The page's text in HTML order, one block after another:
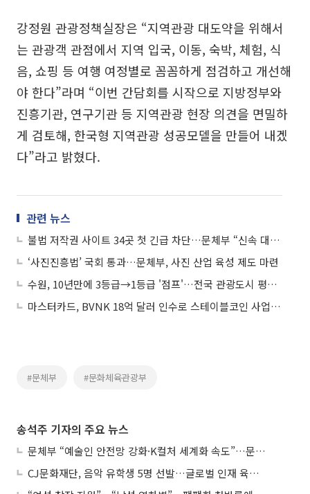
강정원 관광정책실장은 “지역관광 대도약을 위해서
는 관광객 관점에서 지역 입국, 이동, 숙박, 체험, 식
음, 쇼핑 등 여행 여정별로 꼼꼼하게 점검하고 개선해
야 한다”라며 “이번 간담회를 시작으로 지방정부와
진흥기관, 연구기관 등 지역관광 현장 의견을 면밀하
게 검토해, 한국형 지역관광 성공모델을 만들어 내겠
다”라고 밝혔다.
관련 뉴스
불법 저작권 사이트 34곳 첫 긴급 차단…문체부 “신속 대응 강화”
‘사진진흥법’ 국회 통과…문체부, 사진 산업 육성 제도 마련
수원, 10년만에 3등급→1등급 '점프'…전국 관광도시 평가 처음으로 정상 찍었다
마스터카드, BVNK 18억 달러 인수로 스테이블코인 사업 본격 확장
#문체부 #문화체육관광부
송석주 기자의 주요 뉴스
문체부 “예술인 안전망 강화·K컬처 세계화 속도”…문화강국 청사진 제시
CJ문화재단, 음악 유학생 5명 선발…글로벌 인재 육성 지원